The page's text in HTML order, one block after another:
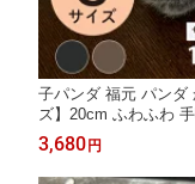
子パンダ 福元 パンダ
ズ】20cm ふわふわ
本物そっくり 動物 添
ト 添い寝 パンダ 男
3,680 円